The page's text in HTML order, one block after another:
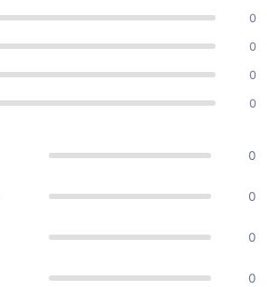
0
0
0
0
0
0
0
0